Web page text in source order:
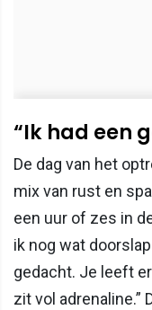
“Ik had een
De dag van het
mix van rust en
een uur of zes in
ik nog wat
gedacht. Je leeft
zit vol adrenaline.”